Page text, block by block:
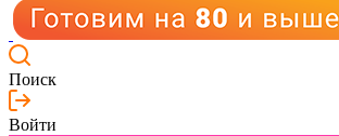
Поиск
Войти